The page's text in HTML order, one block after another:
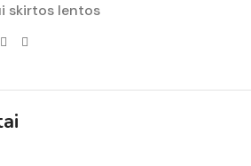
skirtos lentos